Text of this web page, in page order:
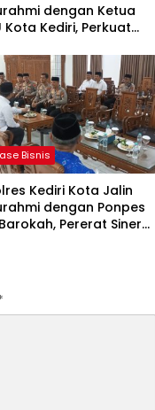
dengan Ketua
Kota Kediri, Perkuat
Bisnis
Kediri Kota Jalin
dengan Ponpes
Pererat Sinergi